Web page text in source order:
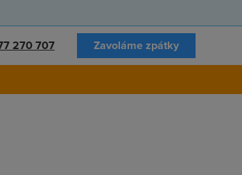
270 707 Zavoláme zpátky